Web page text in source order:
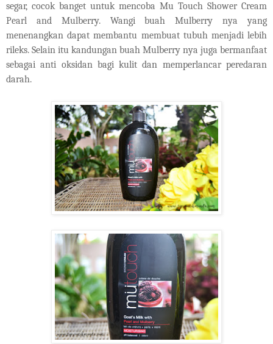
segar, cocok banget untuk mencoba Mu Touch Shower Cream
Pearl and Mulberry. Wangi buahMulberry nya yang
menenangkan dapat membantu membuat tubuh menjadi lebih
rileks. Selain itu kandungan buah Mulberry nya juga bermanfaat
sebagai anti oksidan bagi kulit dan memperlancar peredaran
darah.